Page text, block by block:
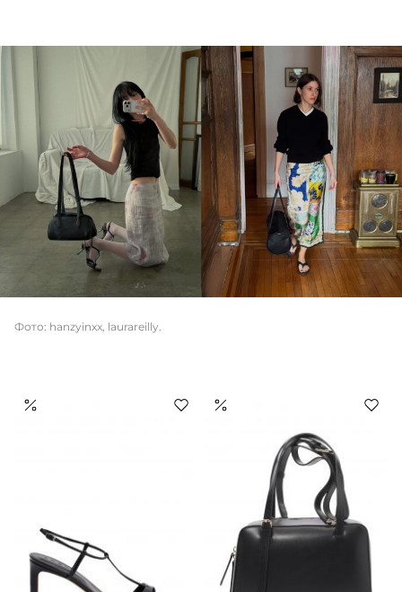
Фото: hanzyinxx, laurareilly.